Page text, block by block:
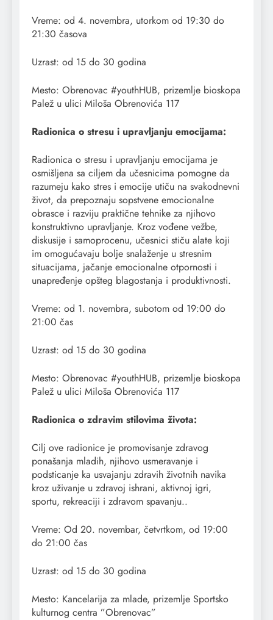
Vreme: od 4. novembra, utorkom od 19:30 do
21:30 časova
Uzrast: od 15 do 30 godina
Mesto: Obrenovac #youthHUB, prizemlje bioskopa
Palež u ulici Miloša Obrenovića 117
Radionica o stresu i upravljanju emocijama:
Radionica o stresu i upravljanju emocijama je
osmišljena sa ciljem da učesnicima pomogne da
razumeju kako stres i emocije utiču na svakodnevni
život, da prepoznaju sopstvene emocionalne
obrasce i razviju praktične tehnike za njihovo
konstruktivno upravljanje. Kroz vođene vežbe,
diskusije i samoprocenu, učesnici stiču alate koji
im omogućavaju bolje snalaženje u stresnim
situacijama, jačanje emocionalne otpornosti i
unapređenje opšteg blagostanja i produktivnosti.
Vreme: od 1. novembra, subotom od 19:00 do
21:00 čas
Uzrast: od 15 do 30 godina
Mesto: Obrenovac #youthHUB, prizemlje bioskopa
Palež u ulici Miloša Obrenovića 117
Radionica o zdravim stilovima života:
Cilj ove radionice je promovisanje zdravog
ponašanja mladih, njihovo usmeravanje i
podsticanje ka usvajanju zdravih životnih navika
kroz uživanje u zdravoj ishrani, aktivnoj igri,
sportu, rekreaciji i zdravom spavanju..
Vreme: Od 20. novembar, četvrtkom, od 19:00
do 21:00 čas
Uzrast: od 15 do 30 godina
Mesto: Kancelarija za mlade, prizemlje Sportsko
kulturnog centra ”Obrenovac”